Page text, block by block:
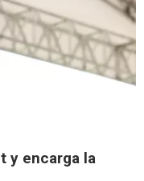
y encarga la